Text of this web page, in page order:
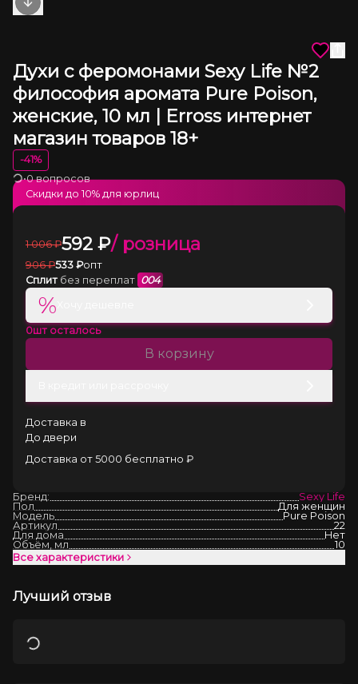
Next slide
Духи с феромонами Sexy Life №2
философия аромата Pure Poison,
женские, 10 мл | Erross интернет
магазин товаров 18+
-41%
Загрузка
•0 вопросов
1 006 ₽592 ₽/ розница
906 ₽533 ₽опт
Сплит без переплат 004
%
0шт осталось
В корзину
Доставка в
До двери
Доставка от 5000 бесплатно ₽
Скидки до 10% для юрлиц
Бренд:
Sexy Life
Пол
Для женщин
Модель
Pure Poison
Артикул
22
Для дома
Нет
Объём, мл
10
Все характеристики
Лучший отзыв
Загрузка